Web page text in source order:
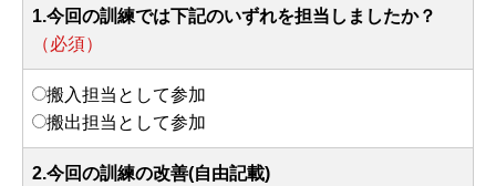
1.今回の訓練では下記のいずれを担当しましたか？
（必須）
搬入担当として参加
搬出担当として参加
2.今回の訓練の改善(自由記載)